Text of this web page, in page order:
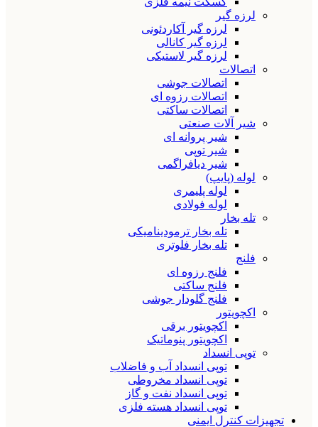
لرزه گیر
لرزه گیر آکاردئونی
لرزه گیر کانالی
لرزه گیر لاستیکی
اتصالات
اتصالات جوشی
اتصالات رزوه ای
اتصالات ساکتی
شیر آلات صنعتی
شیر پروانه ای
شیر توپی
شیر دیافراگمی
لوله (پایپ)
لوله پلیمری
لوله فولادی
تله بخار
تله بخار ترمودینامیکی
تله بخار فلوتری
فلنج
فلنج رزوه ای
فلنج ساکتی
فلنج گلودار جوشی
اکچویتور
اکچویتور برقی
اکچویتور پنوماتیک
توپی انسداد
توپی انسداد آب و فاضلاب
توپی انسداد مخروطی
توپی انسداد نفت و گاز
توپی انسداد هسته فلزی
تجهیزات کنترل ایمنی